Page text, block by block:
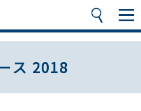
ス 2018